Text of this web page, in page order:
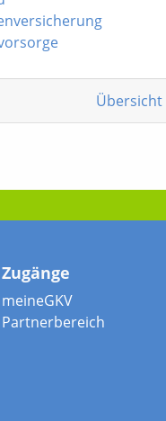
Übersicht
Zugänge
meineGKV
Partnerbereich